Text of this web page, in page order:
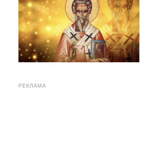
РЕКЛАМА